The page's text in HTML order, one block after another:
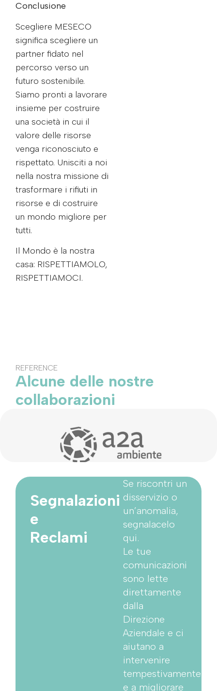
Conclusione
Scegliere MESECO
significa scegliere un
partner fidato nel
percorso verso un
futuro sostenibile.
Siamo pronti a lavorare
insieme per costruire
una società in cui il
valore delle risorse
venga riconosciuto e
rispettato. Unisciti a noi
nella nostra missione di
trasformare i rifiuti in
risorse e di costruire
un mondo migliore per
tutti.
Il Mondo è la nostra
casa: RISPETTIAMOLO,
RISPETTIAMOCI.
REFERENCE
Alcune delle nostre
collaborazioni
Segnalazioni
e
Reclami
Se riscontri un
disservizio o
un’anomalia,
segnalacelo
qui.
Le tue
comunicazioni
sono lette
direttamente
dalla
Direzione
Aziendale e ci
aiutano a
intervenire
tempestivamente
e a migliorare